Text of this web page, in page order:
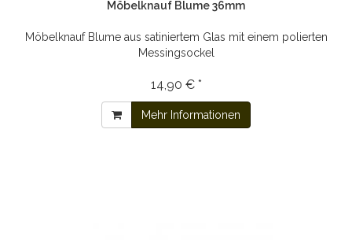
Möbelknauf Blume 36mm
Möbelknauf Blume aus satiniertem Glas mit einem polierten
Messingsockel
14,90 € *
Mehr Informationen